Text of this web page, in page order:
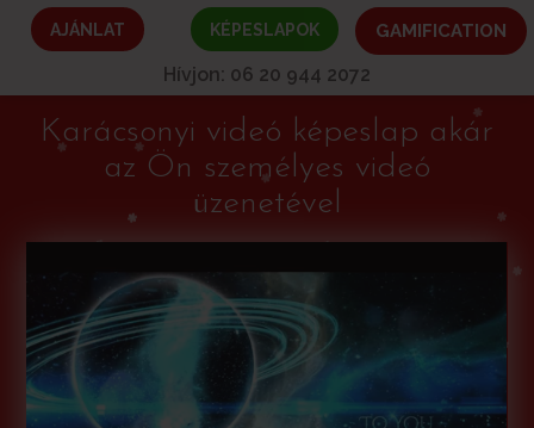
AJÁNLAT KÉPESLAPOK GAMIFICATION
Hívjon: 06 20 944 2072
Karácsonyi videó képeslap akár
az Ön személyes videó
üzenetével